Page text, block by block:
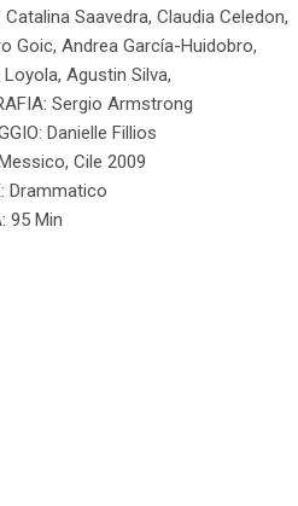
Catalina Saavedra, Claudia Celedon,
Goic, Andrea García-Huidobro,
Agustin Silva,
Sergio Armstrong
Danielle Fillios
Cile 2009
Drammatico
95 Min